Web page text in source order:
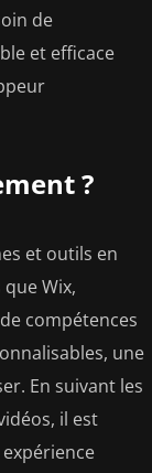
de
et efficace
?
et outils en
Wix,
compétences
une
En suivant les
il est